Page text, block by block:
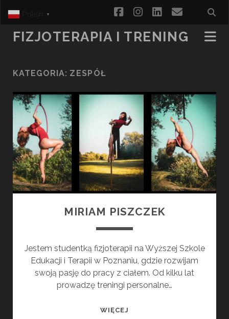
facebookinstagram
linkedinemail
FIZJOTERAPIA I TRENING
KATEGORIA: ZESPÓŁ
MIRIAM PISZCZEK
Jestem studentką fizjoterapii na Wyższej Szkole
Edukacji i Terapii w Poznaniu, gdzie rozwijam
swoją pasję do pracy z ciałem. Od kilku lat
prowadzę treningi personalne…
WIĘCEJ
▼